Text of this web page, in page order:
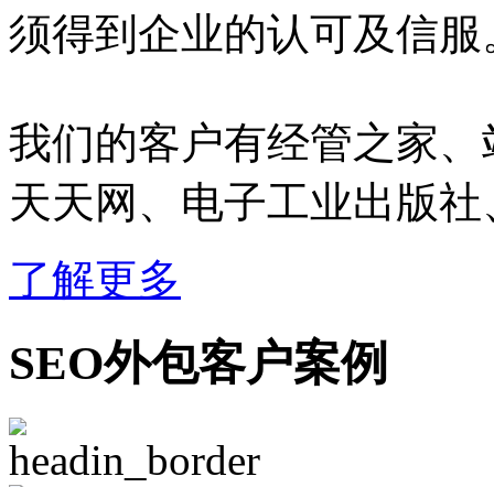
须得到企业的认可及信服
我们的客户有经管之家
天天网、电子工业出版
了解更多
SEO外包客户案例